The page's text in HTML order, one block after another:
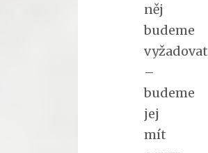
něj
budeme
vyžadovat
–
budeme
jej
mít